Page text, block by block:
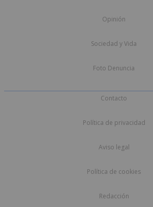
Opinión
Sociedad y Vida
Foto Denuncia
Contacto
Política de privacidad
Aviso legal
Política de cookies
Redacción